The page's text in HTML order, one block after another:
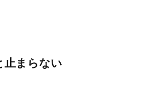
止まらない